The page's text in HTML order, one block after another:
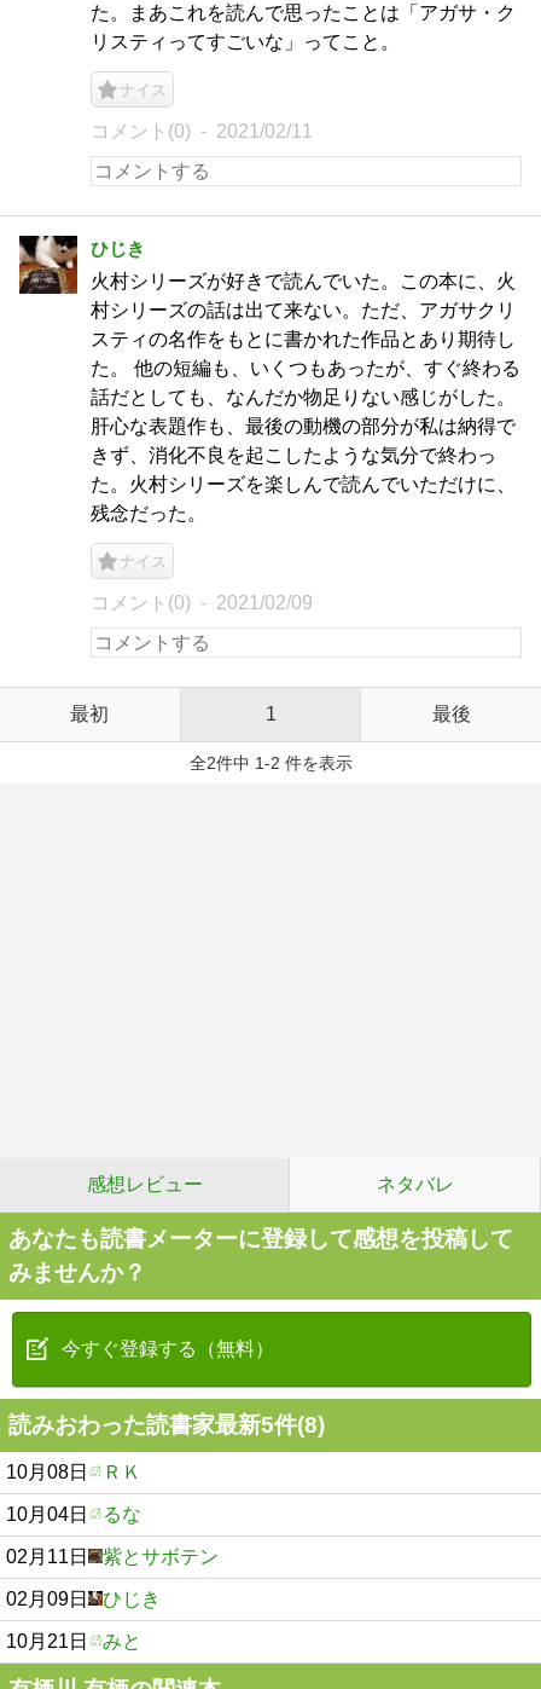
た。まあこれを読んで思ったことは「アガサ・ク
リスティってすごいな」ってこと。
ナイス
コメント(0) 2021/02/11
ひじき
火村シリーズが好きで読んでいた。この本に、火
村シリーズの話は出て来ない。ただ、アガサクリ
スティの名作をもとに書かれた作品とあり期待し
た。 他の短編も、いくつもあったが、すぐ終わる
話だとしても、なんだか物足りない感じがした。
肝心な表題作も、最後の動機の部分が私は納得で
きず、消化不良を起こしたような気分で終わっ
た。火村シリーズを楽しんで読んでいただけに、
残念だった。
ナイス
コメント(0) 2021/02/09
最初 1 最後
全2件中 1-2 件を表示
感想レビュー ネタバレ
あなたも読書メーターに登録して感想を投稿して
みませんか？
今すぐ登録する（無料）
読みおわった読書家最新5件(8)
10月08日 ＲＫ
10月04日 るな
02月11日 紫とサボテン
02月09日 ひじき
10月21日 みと